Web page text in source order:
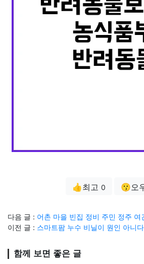
👍최고 0 😗오
다음 글 : 어촌 마을 빈집 정비 주민 정주 여
이전 글 : 스마트팜 누수 비닐이 원인 아니
함께 보면 좋은 글